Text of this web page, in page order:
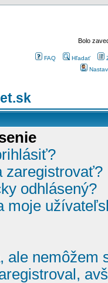
Bolo
FAQ Hľadať
zaregistrovať?
odhlásený?
moje
ale nemôžem